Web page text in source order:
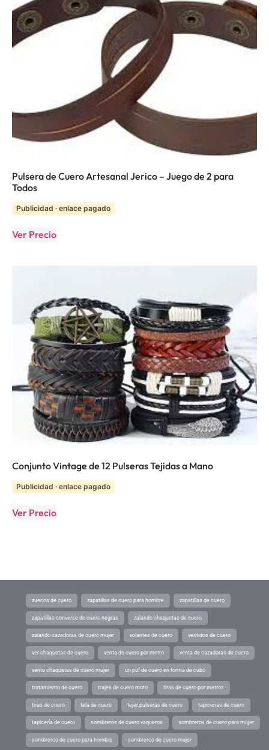
Pulsera de Cuero Artesanal Jerico – Juego de 2 para
Todos
Publicidad · enlace pagado
Ver Precio
Conjunto Vintage de 12 Pulseras Tejidas a Mano
Publicidad · enlace pagado
Ver Precio
zuecos de cuero zapatillas de cuero para hombre zapatillas de cuero
zapatillas converse de cuero negras zalando chaquetas de cuero
zalando cazadoras de cuero mujer volantes de cuero vestidos de cuero
ver chaquetas de cuero venta de cuero por metro venta de cazadoras de cuero
venta chaquetas de cuero mujer un puf de cuero en forma de cubo
tratamiento de cuero trajes de cuero moto tiras de cuero por metros
tiras de cuero tela de cuero tejer pulseras de cuero tapicerias de cuero
tapicería de cuero sombreros de cuero vaqueros sombreros de cuero para mujer
sombreros de cuero para hombre sombreros de cuero mujer